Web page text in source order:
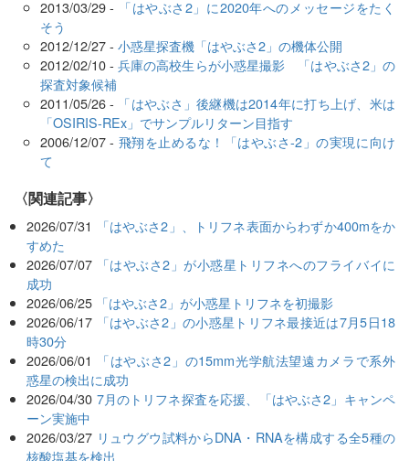
2013/03/29 -
「はやぶさ2」に2020年へのメッセージをたく
そう
2012/12/27 - 小惑星探査機「はやぶさ2」の機体公開
2012/02/10 - 兵庫の高校生らが小惑星撮影 「はやぶさ2」の
探査対象候補
2011/05/26 -
「はやぶさ」後継機は2014年に打ち上げ、米は
「OSIRIS-REx」でサンプルリターン目指す
2006/12/07 - 飛翔を止めるな！「はやぶさ-2」の実現に向け
て
関連記事
2026/07/31
「はやぶさ2」、トリフネ表面からわずか400mをか
すめた
2026/07/07
「はやぶさ2」が小惑星トリフネへのフライバイに
成功
2026/06/25 「はやぶさ2」が小惑星トリフネを初撮影
2026/06/17
「はやぶさ2」の小惑星トリフネ最接近は7月5日18
時30分
2026/06/01
「はやぶさ2」の15mm光学航法望遠カメラで系外
惑星の検出に成功
2026/04/30 7月のトリフネ探査を応援、「はやぶさ2」キャンペ
ーン実施中
2026/03/27 リュウグウ試料からDNA・RNAを構成する全5種の
核酸塩基を検出